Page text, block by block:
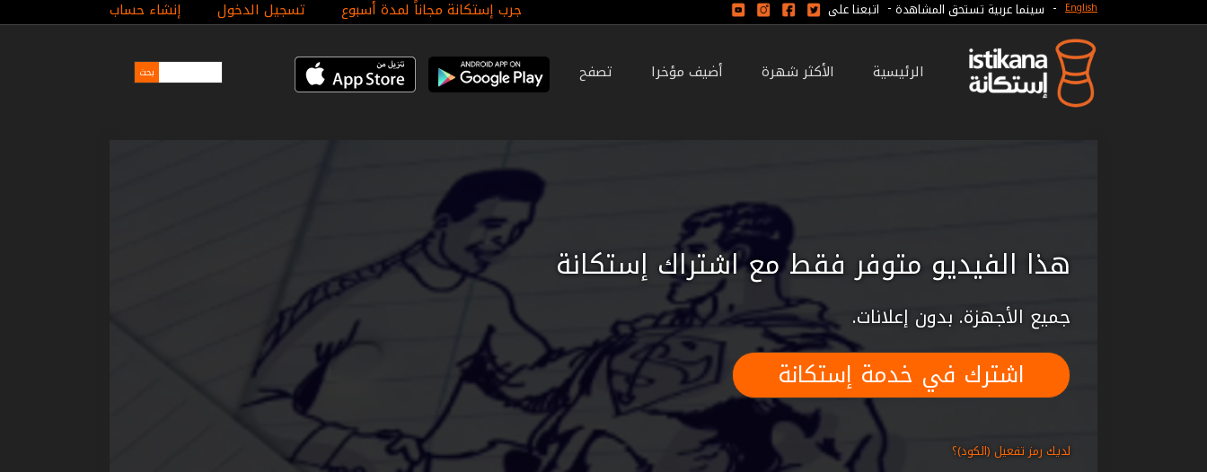
جرب إستكانة مجاناً لمدة أسبوع تسجيل الدخول إنشاء حساب English
- سينما عربية تستحق المشاهدة - اتبعنا على
الرئيسية الأكثر شهرة أضيف مؤخرا تصفح
هذا الفيديو متوفر فقط مع اشتراك إستكانة
جميع الأجهزة. بدون إعلانات.
اشترك في خدمة إستكانة
لديك رمز تفعيل (الكود)؟